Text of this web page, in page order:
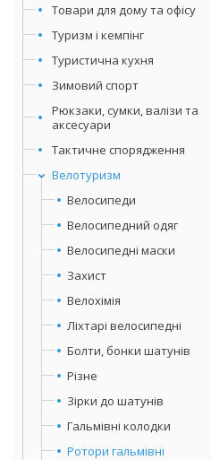
Товари для дому та офісу
Туризм і кемпінг
Туристична кухня
Зимовий спорт
Рюкзаки, сумки, валізи та
аксесуари
Тактичне спорядження
Велотуризм
Велосипеди
Велосипедний одяг
Велосипедні маски
Захист
Велохімія
Ліхтарі велосипедні
Болти, бонки шатунів
Різне
Зірки до шатунів
Гальмівні колодки
Ротори гальмівні